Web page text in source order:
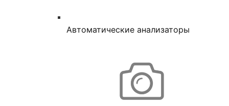
Автоматические анализаторы